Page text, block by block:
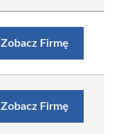
Zobacz Firmę
Zobacz Firmę